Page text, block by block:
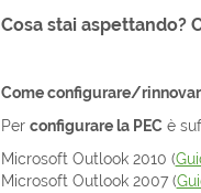
Cosa stai aspettando?
Come configurare/
Per configurare la PEC è
Microsoft Outlook 2010 (
Microsoft Outlook 2007 (